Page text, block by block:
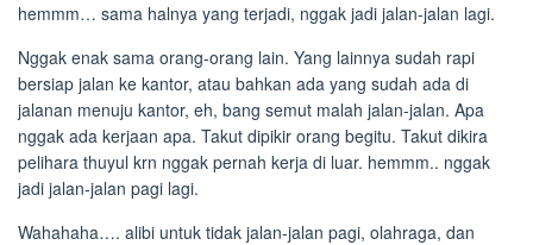
hemmm… sama halnya yang terjadi, nggak jadi jalan-jalan lagi.
Nggak enak sama orang-orang lain. Yang lainnya sudah rapi
bersiap jalan ke kantor, atau bahkan ada yang sudah ada di
jalanan menuju kantor, eh, bang semut malah jalan-jalan. Apa
nggak ada kerjaan apa. Takut dipikir orang begitu. Takut dikira
pelihara thuyul krn nggak pernah kerja di luar. hemmm.. nggak
jadi jalan-jalan pagi lagi.
Wahahaha…. alibi untuk tidak jalan-jalan pagi, olahraga, dan